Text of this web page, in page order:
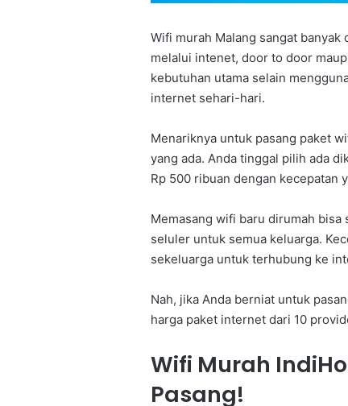
Wifi murah Malang sangat
melalui intenet, door to door
kebutuhan utama selain
internet sehari-hari.
Menariknya untuk pasang paket
yang ada. Anda tinggal pilih ada
Rp 500 ribuan dengan kecepatan
Memasang wifi baru dirumah
seluler untuk semua keluarga.
sekeluarga untuk terhubung ke
Nah, jika Anda berniat untuk
harga paket internet dari 10
Wifi Murah
Pasang!